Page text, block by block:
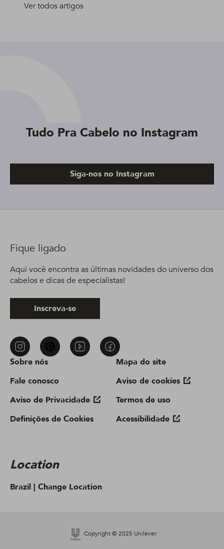
Ver todos artigos
Tudo Pra Cabelo no Instagram
Siga-nos no Instagram
Sobre nós
Fale conosco
Aviso de Privacidade
Definições de Cookies
Mapa do site
Aviso de cookies
Termos de uso
Acessibilidade
Location
Brazil | Change Location
Fique ligado
Aqui você encontra as últimas novidades do universo dos
cabelos e dicas de especialistas!
Inscreva-se
Copyright © 2025 Unilever.